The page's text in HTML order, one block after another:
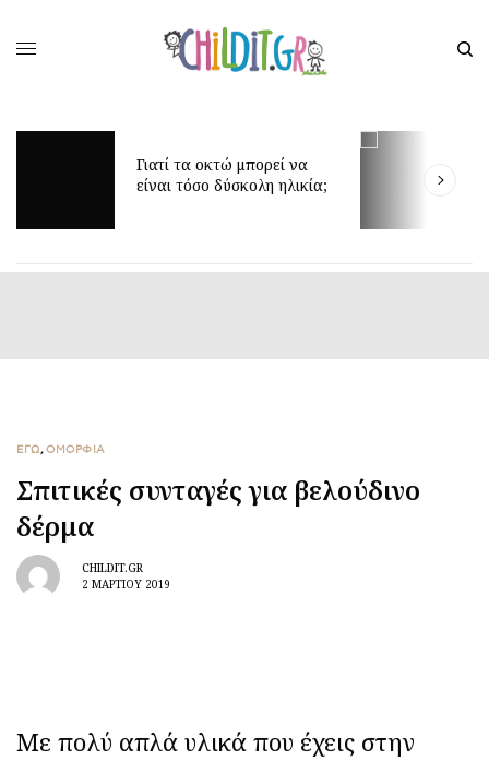
Γιατί τα οκτώ μπορεί να
είναι τόσο δύσκολη ηλικία;
ΕΓΩ,ΟΜΟΡΦΙΑ
Σπιτικές συνταγές για βελούδινο
δέρμα
CHILDIT.GR
2 ΜΑΡΤΊΟΥ 2019
Με πολύ απλά υλικά που έχεις στην